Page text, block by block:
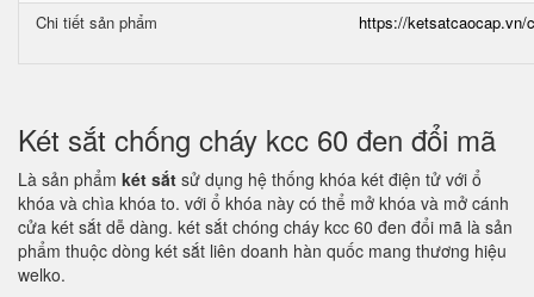
Chi tiết sản phẩm
https://ketsatcaocap.vn/
Két sắt chống cháy kcc 60 đen đổi mã
Là sản phẩm két sắt sử dụng hệ thống khóa két điện tử với ổ
khóa và chìa khóa to. với ổ khóa này có thể mở khóa và mở cánh
cửa két sắt dễ dàng. két sắt chóng cháy kcc 60 đen đổi mã là sản
phẩm thuộc dòng két sắt liên doanh hàn quốc mang thương hiệu
welko.